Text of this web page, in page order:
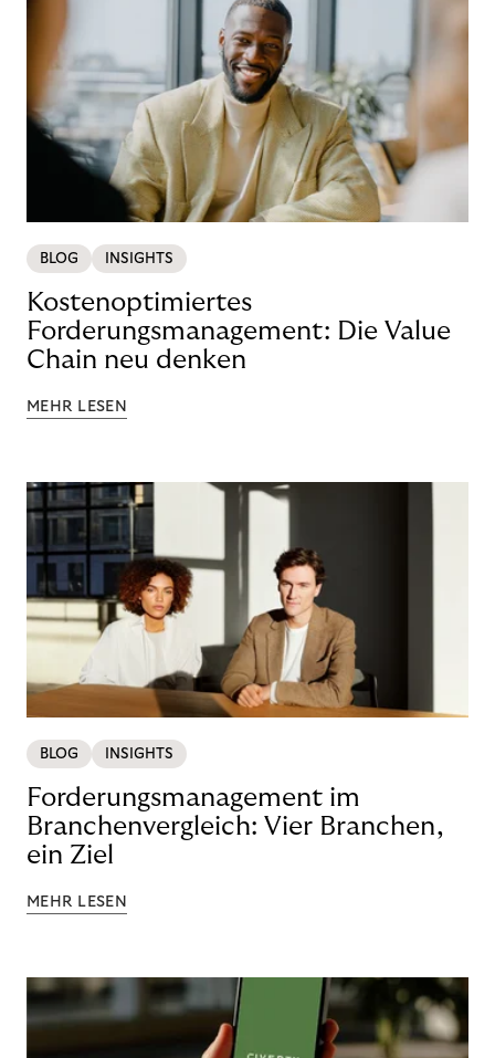
BLOG INSIGHTS
Kostenoptimiertes
Forderungsmanagement: Die Value
Chain neu denken
MEHR LESEN
BLOG INSIGHTS
Forderungsmanagement im
Branchenvergleich: Vier Branchen,
ein Ziel
MEHR LESEN